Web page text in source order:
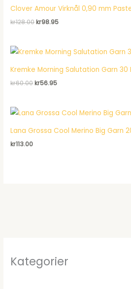
Kategorier
Clover Amour Virknål 0,90 mm
kr128.00Det
kr128.00.
kr98.95Det
kr98.95.
Kremke Morning Salutation Garn 30
kr60.00Det
kr60.00.
kr56.95Det
kr56.95.
Lana Grossa Cool Merino Big Garn
kr113.00